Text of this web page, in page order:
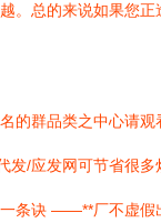
。总的来说如果您
的群品类之中心请
发/应发网可节省很
条诀 ——**厂不虚假